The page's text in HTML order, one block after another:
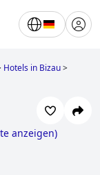
Hotels in Bizau>
anzeigen)